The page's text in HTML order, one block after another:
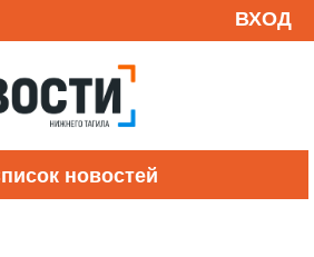
ВХОД
новостей